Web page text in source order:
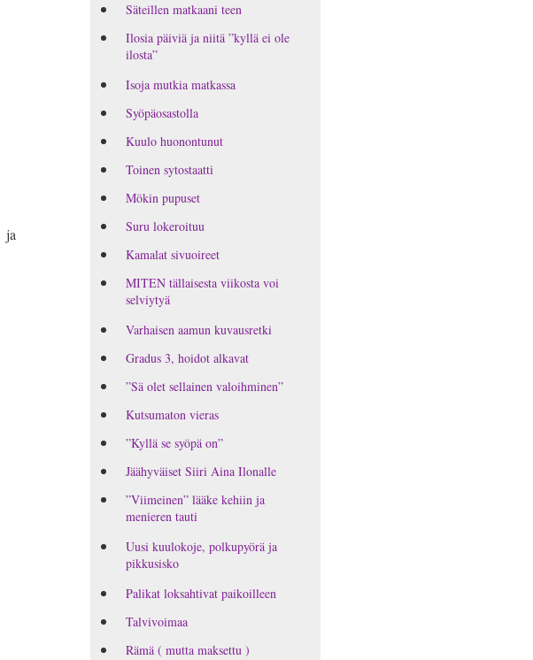
ja
Säteillen matkaani teen
Ilosia päiviä ja niitä ”kyllä ei ole
ilosta”
Isoja mutkia matkassa
Syöpäosastolla
Kuulo huonontunut
Toinen sytostaatti
Mökin pupuset
Suru lokeroituu
Kamalat sivuoireet
MITEN tällaisesta viikosta voi
selviytyä
Varhaisen aamun kuvausretki
Gradus 3, hoidot alkavat
”Sä olet sellainen valoihminen”
Kutsumaton vieras
”Kyllä se syöpä on”
Jäähyväiset Siiri Aina Ilonalle
”Viimeinen” lääke kehiin ja
menieren tauti
Uusi kuulokoje, polkupyörä ja
pikkusisko
Palikat loksahtivat paikoilleen
Talvivoimaa
Rämä ( mutta maksettu )